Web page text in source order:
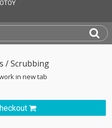
in new tab